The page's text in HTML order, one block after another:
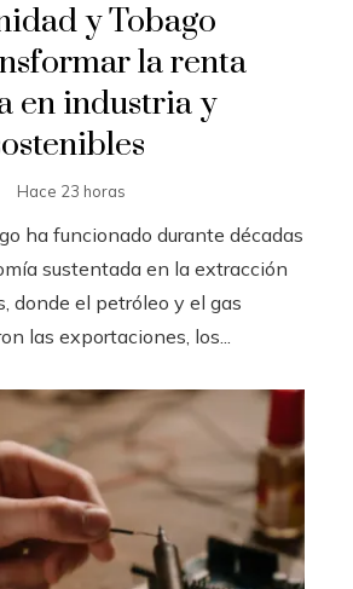
y Tobago
la renta
en industria y
Hace 23 horas
ha funcionado durante décadas
sustentada en la extracción
donde el petróleo y el gas
las exportaciones, los...